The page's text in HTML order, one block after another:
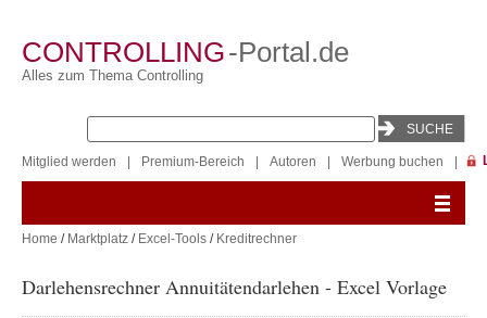
CONTROLLING-Portal.de
Alles zum Thema Controlling
Mitglied werden Premium-Bereich Autoren Werbung buchen
Home / Marktplatz / Excel-Tools / Kreditrechner
Darlehensrechner Annuitätendarlehen - Excel Vorlage